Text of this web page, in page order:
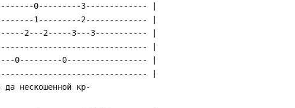
0---------3------------- |
1---------2------------- |
2---2-----3---3----------- |
|
0---------0----------------- |
|
нескошенной кр-